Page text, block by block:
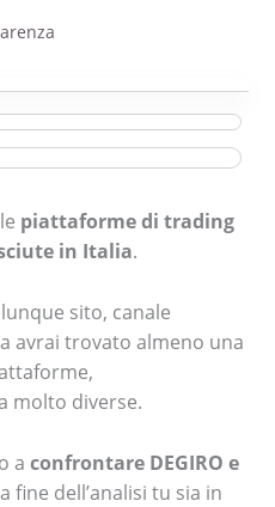
piattaforme di trading
in Italia.
sito, canale
avrai trovato almeno una
molto diverse.
aconfrontare DEGIRO e
fine dell’analisi tu sia in